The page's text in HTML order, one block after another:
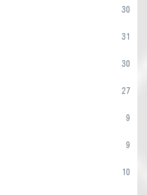
30
31
30
27
9
9
10